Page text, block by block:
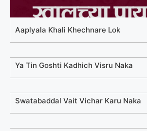
Aaplyala Khali Khechnare Lok
Ya Tin Goshti Kadhich Visru Naka
Swatabaddal Vait Vichar Karu Naka